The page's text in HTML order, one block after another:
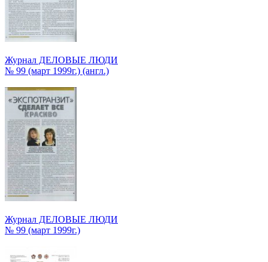
Журнал ДЕЛОВЫЕ ЛЮДИ
№ 99 (март 1999г.) (англ.)
Журнал ДЕЛОВЫЕ ЛЮДИ
№ 99 (март 1999г.)